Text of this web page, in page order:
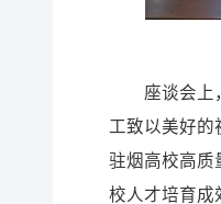
座谈会上
工致以美好的
驻烟高校高质
校人才培育成